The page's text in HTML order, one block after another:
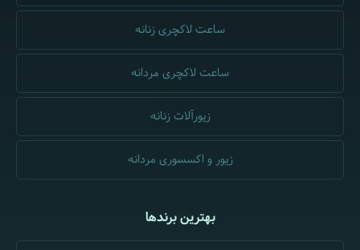
ساعت لاکچری زنانه
ساعت لاکچری مردانه
زیورآلات زنانه
زیور و اکسسوری مردانه
بهترین برندها